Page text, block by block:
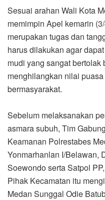
Sesuai arahan Wali Kota
memimpin Apel kemarin
merupakan tugas dan
harus dilakukan agar
mudi yang sangat
menghilangkan nilai
bermasyarakat.
Sebelum melaksanakan
asmara subuh, Tim
Keamanan Polrestabes
Yonmarhanlan I/Belawan,
Soewondo serta Satpol
Pihak Kecamatan itu
Medan Sunggal Odie